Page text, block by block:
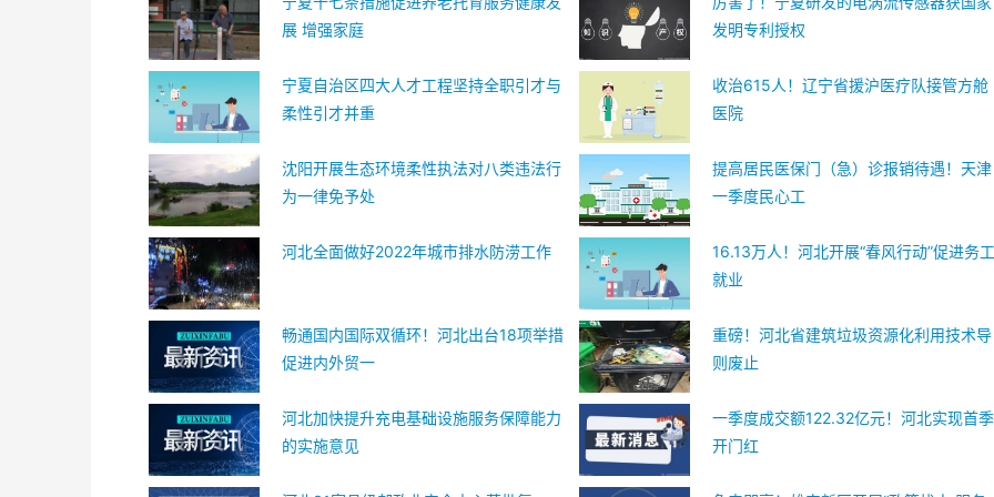
展 增强家庭
发明专利授权
宁夏自治区四大人才工程坚持全职引才与
柔性引才并重
收治615人！辽宁省援沪医疗队接管方舱
医院
沈阳开展生态环境柔性执法对八类违法行
为一律免予处
提高居民医保门（急）诊报销待遇！天津
一季度民心工
河北全面做好2022年城市排水防涝工作
16.13万人！河北开展“春风行动”促进务
就业
畅通国内国际双循环！河北出台18项举措
促进内外贸一
重磅！河北省建筑垃圾资源化利用技术导
则废止
河北加快提升充电基础设施服务保障能力
的实施意见
一季度成交额122.32亿元！河北实现首季
开门红